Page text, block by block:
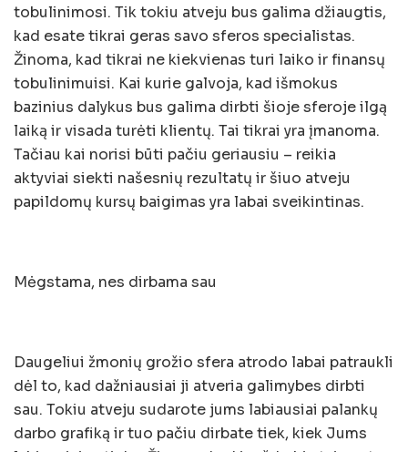
tobulinimosi. Tik tokiu atveju bus galima džiaugtis,
kad esate tikrai geras savo sferos specialistas.
Žinoma, kad tikrai ne kiekvienas turi laiko ir finansų
tobulinimuisi. Kai kurie galvoja, kad išmokus
bazinius dalykus bus galima dirbti šioje sferoje ilgą
laiką ir visada turėti klientų. Tai tikrai yra įmanoma.
Tačiau kai norisi būti pačiu geriausiu – reikia
aktyviai siekti našesnių rezultatų ir šiuo atveju
papildomų kursų baigimas yra labai sveikintinas.
Mėgstama, nes dirbama sau
Daugeliui žmonių grožio sfera atrodo labai patraukli
dėl to, kad dažniausiai ji atveria galimybes dirbti
sau. Tokiu atveju sudarote jums labiausiai palankų
darbo grafiką ir tuo pačiu dirbate tiek, kiek Jums